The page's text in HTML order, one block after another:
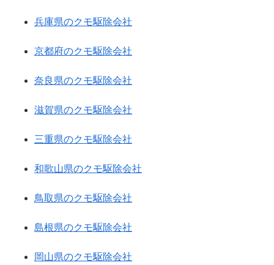
兵庫県のクモ駆除会社
京都府のクモ駆除会社
奈良県のクモ駆除会社
滋賀県のクモ駆除会社
三重県のクモ駆除会社
和歌山県のクモ駆除会社
鳥取県のクモ駆除会社
島根県のクモ駆除会社
岡山県のクモ駆除会社